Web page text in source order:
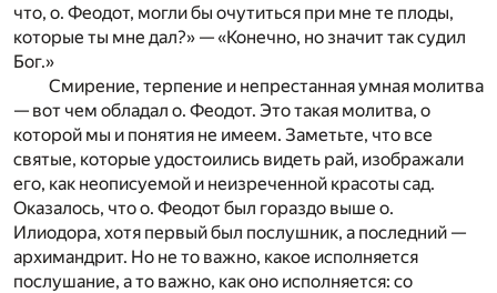
что, о. Феодот, могли бы очутиться при мне те плоды,
которые ты мне дал?» — «Конечно, но значит так судил
Бог.»
Смирение, терпение и непрестанная умная молитва
— вот чем обладал о. Феодот. Это такая молитва, о
которой мы и понятия не имеем. Заметьте, что все
святые, которые удостоились видеть рай, изображали
его, как неописуемой и неизреченной красоты сад.
Оказалось, что о. Феодот был гораздо выше о.
Илиодора, хотя первый был послушник, а последний —
архимандрит. Но не то важно, какое исполняется
послушание, а то важно, как оно исполняется: со